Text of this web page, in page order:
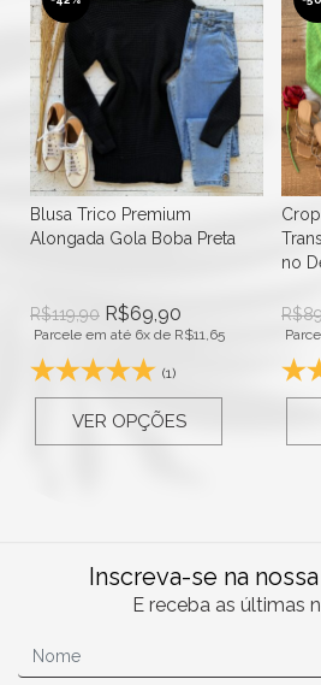
Blusa Trico Premium
Alongada Gola Boba Preta
R$119,90 R$69,90
Parcele em até 6x de R$11,65
(1)
VER OPÇÕES
no
R$
Inscreva-se na
E receba as últimas